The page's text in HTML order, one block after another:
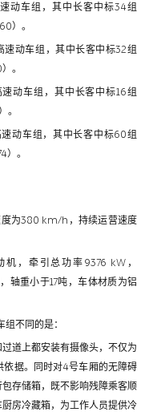
动车组，其中长客中标34组
）。
动车组，其中长客中标32组
。
动车组，其中长客中标16组
。
动车组，其中长客中标60组
。
度为380 km/h，持续运营速度
，牵引总功率9376 kW，
轴重小于17吨，车体材质为铝
不同的是：
道上都安装有摄像头，不仅为
依据。同时对4号车厢的无障碍
存储箱，既不影响残障乘客顺
房冷藏箱，为工作人员提供冷